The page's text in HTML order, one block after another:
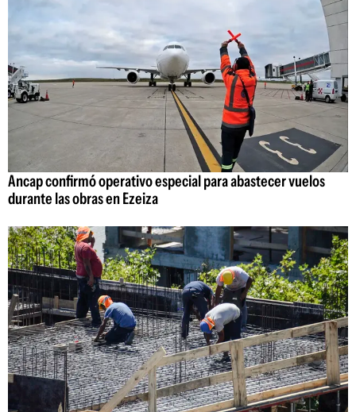
Ancap confirmó operativo especial para abastecer vuelos
durante las obras en Ezeiza